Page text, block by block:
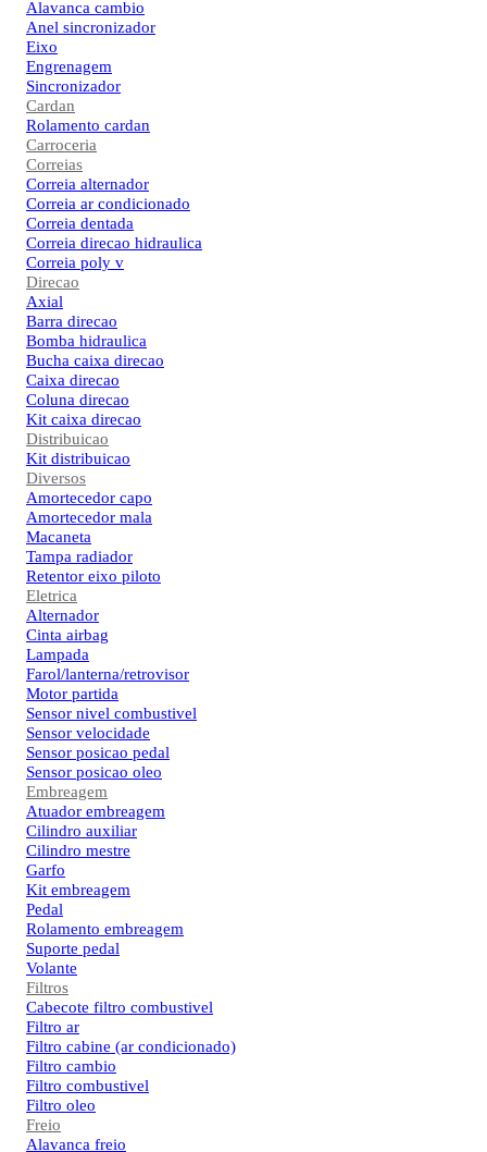
Alavanca cambio
Anel sincronizador
Eixo
Engrenagem
Sincronizador
Cardan
Rolamento cardan
Carroceria
Correias
Correia alternador
Correia ar condicionado
Correia dentada
Correia direcao hidraulica
Correia poly v
Direcao
Axial
Barra direcao
Bomba hidraulica
Bucha caixa direcao
Caixa direcao
Coluna direcao
Kit caixa direcao
Distribuicao
Kit distribuicao
Diversos
Amortecedor capo
Amortecedor mala
Macaneta
Tampa radiador
Retentor eixo piloto
Eletrica
Alternador
Cinta airbag
Lampada
Farol/lanterna/retrovisor
Motor partida
Sensor nivel combustivel
Sensor velocidade
Sensor posicao pedal
Sensor posicao oleo
Embreagem
Atuador embreagem
Cilindro auxiliar
Cilindro mestre
Garfo
Kit embreagem
Pedal
Rolamento embreagem
Suporte pedal
Volante
Filtros
Cabecote filtro combustivel
Filtro ar
Filtro cabine (ar condicionado)
Filtro cambio
Filtro combustivel
Filtro oleo
Freio
Alavanca freio